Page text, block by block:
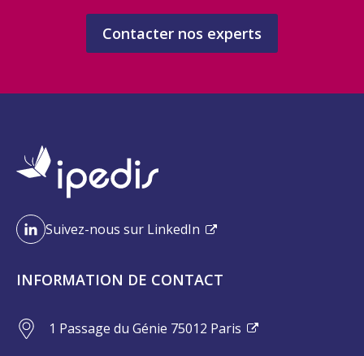
Contacter nos experts
Suivez-nous sur LinkedIn
INFORMATION DE CONTACT
1 Passage du Génie 75012 Paris